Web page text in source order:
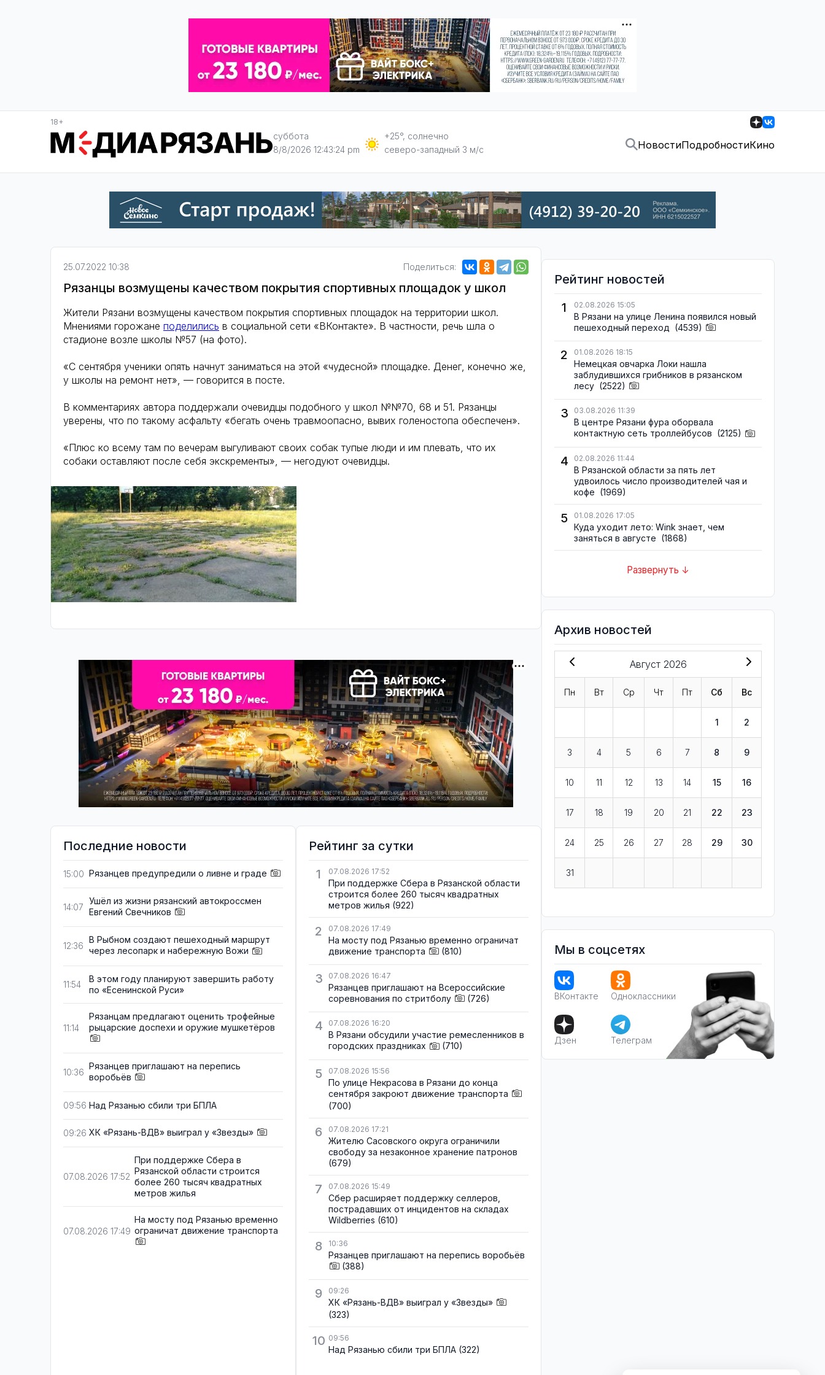
18+
суббота
8/8/2026 12:43:24 pm
+25°, солнечно
северо-западный 3 м/с
НовостиПодробностиКино
25.07.2022 10:38 Поделиться:
Рязанцы возмущены качеством покрытия спортивных площадок у школ
Жители Рязани возмущены качеством покрытия спортивных площадок на территории школ.
Мнениями горожане поделились в социальной сети «ВКонтакте». В частности, речь шла о
стадионе возле школы №57 (на фото).
«С сентября ученики опять начнут заниматься на этой «чудесной» площадке. Денег, конечно же,
у школы на ремонт нет», — говорится в посте.
В комментариях автора поддержали очевидцы подобного у школ №№70, 68 и 51. Рязанцы
уверены, что по такому асфальту «бегать очень травмоопасно, вывих голеностопа обеспечен».
«Плюс ко всему там по вечерам выгуливают своих собак тупые люди и им плевать, что их
собаки оставляют после себя экскременты», — негодуют очевидцы.
Последние новости
15:00 Рязанцев предупредили о ливне и граде
14:07
Ушёл из жизни рязанский автокроссмен
Евгений Свечников
12:36
В Рыбном создают пешеходный маршрут
через лесопарк и набережную Вожи
11:54
В этом году планируют завершить работу
по «Есенинской Руси»
11:14
Рязанцам предлагают оценить трофейные
рыцарские доспехи и оружие мушкетёров
10:36
Рязанцев приглашают на перепись
воробьёв
09:56 Над Рязанью сбили три БПЛА
09:26 ХК «Рязань-ВДВ» выиграл у «Звезды»
07.08.2026 17:52
При поддержке Сбера в
Рязанской области строится
более 260 тысяч квадратных
метров жилья
07.08.2026 17:49
На мосту под Рязанью временно
ограничат движение транспорта
Рейтинг за сутки
1
07.08.2026 17:52
При поддержке Сбера в Рязанской области
строится более 260 тысяч квадратных
метров жилья (922)
2 07.08.2026 17:49
На мосту под Рязанью временно ограничат
движение транспорта
(810)
3 07.08.2026 16:47
Рязанцев приглашают на Всероссийские
соревнования по стритболу
(726)
4 07.08.2026 16:20
В Рязани обсудили участие ремесленников в
городских праздниках
(710)
5 07.08.2026 15:56
По улице Некрасова в Рязани до конца
сентября закроют движение транспорта
(700)
6 07.08.2026 17:21
Жителю Сасовского округа ограничили
свободу за незаконное хранение патронов
(679)
7 07.08.2026 15:49
Сбер расширяет поддержку селлеров,
пострадавших от инцидентов на складах
Wildberries (610)
8 10:36
Рязанцев приглашают на перепись воробьёв
(388)
9 09:26
ХК «Рязань-ВДВ» выиграл у «Звезды»
(323)
10 09:56
Над Рязанью сбили три БПЛА (322)
Рейтинг новостей
1
02.08.2026 15:05
В Рязани на улице Ленина появился новый
пешеходный переход (4539)
2 01.08.2026 18:15
Немецкая овчарка Локи нашла
заблудившихся грибников в рязанском
лесу (2522)
3 03.08.2026 11:39
В центре Рязани фура оборвала
контактную сеть троллейбусов (2125)
4 02.08.2026 11:44
В Рязанской области за пять лет
удвоилось число производителей чая и
кофе (1969)
5 01.08.2026 17:05
Куда уходит лето: Wink знает, чем
заняться в августе (1868)
Развернуть ↓
Архив новостей
Август 2026
Пн Вт Ср Чт Пт Сб Вс
1 2
3 4 5 6 7 8 9
10 11 12 13 14 15 16
17 18 19 20 21 22 23
24 25 26 27 28 29 30
31
Мы в соцсетях
ВКонтакте Одноклассники
Дзен Телеграм